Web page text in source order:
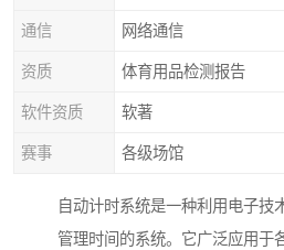
通信 网络通信
资质 体育用品检测报告
软件资质 软著
赛事 各级场馆
自动计时系统是一种利用电子技
管理时间的系统。它广泛应用于